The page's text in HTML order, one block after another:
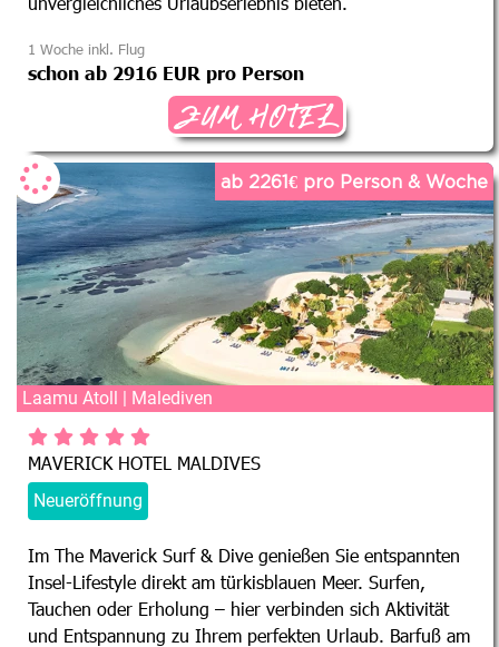
1 Woche inkl. Flug
schon ab 2916 EUR pro Person
ZUM HOTEL
ab 2261€ pro Person & Woche
Laamu Atoll | Malediven
MAVERICK HOTEL MALDIVES
Neueröffnung
Im The Maverick Surf & Dive genießen Sie entspannten
Insel-Lifestyle direkt am türkisblauen Meer. Surfen,
Tauchen oder Erholung – hier verbinden sich Aktivität
und Entspannung zu Ihrem perfekten Urlaub. Barfuß am